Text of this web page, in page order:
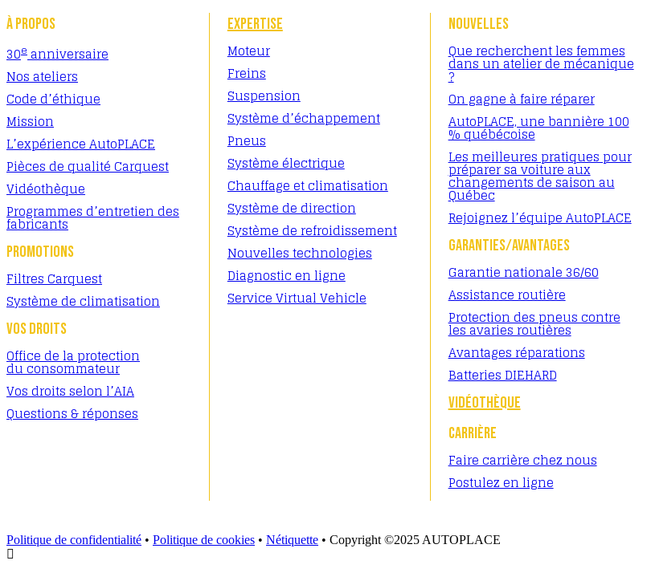
À PROPOS
30eanniversaire
Nos ateliers
Code d’éthique
Mission
L’expérience AutoPLACE
Pièces de qualité Carquest
Vidéothèque
Programmes d’entretien des
fabricants
PROMOTIONS
Filtres Carquest
Système de climatisation
VOS DROITS
Office de la protection
du consommateur
Vos droits selon l’AIA
Questions & réponses
EXPERTISE
Moteur
Freins
Suspension
Système d’échappement
Pneus
Système électrique
Chauffage et climatisation
Système de direction
Système de refroidissement
Nouvelles technologies
Diagnostic en ligne
Service Virtual Vehicle
NOUVELLES
Que recherchent les femmes
dans un atelier de mécanique
?
On gagne à faire réparer
AutoPLACE, une bannière 100
% québécoise
Les meilleures pratiques pour
préparer sa voiture aux
changements de saison au
Québec
Rejoignez l’équipe AutoPLACE
GARANTIES/AVANTAGES
Garantie nationale 36/60
Assistance routière
Protection des pneus contre
les avaries routières
Avantages réparations
Batteries DIEHARD
VIDÉOTHÈQUE
CARRIÈRE
Faire carrière chez nous
Postulez en ligne
Politique de confidentialité • Politique de cookies • Nétiquette • Copyright ©2025 AUTOPLACE